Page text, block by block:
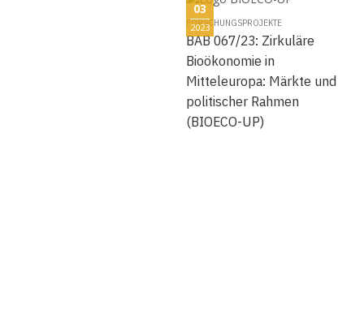
03
2023
FORSCHUNGSPROJEKTE
BAB 067/23: Zirkuläre
Bioökonomie in
Mitteleuropa: Märkte und
politischer Rahmen
(BIOECO-UP)